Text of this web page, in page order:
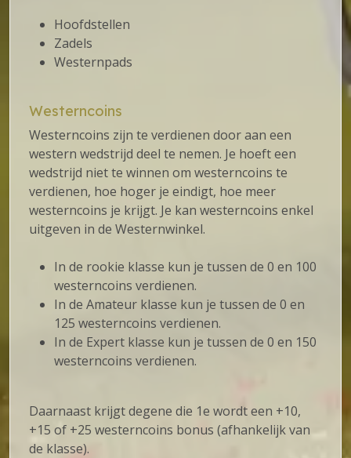
Hoofdstellen
Zadels
Westernpads
Westerncoins
Westerncoins zijn te verdienen door aan een
western wedstrijd deel te nemen. Je hoeft een
wedstrijd niet te winnen om westerncoins te
verdienen, hoe hoger je eindigt, hoe meer
westerncoins je krijgt. Je kan westerncoins enkel
uitgeven in de Westernwinkel.
In de rookie klasse kun je tussen de 0 en 100
westerncoins verdienen.
In de Amateur klasse kun je tussen de 0 en
125 westerncoins verdienen.
In de Expert klasse kun je tussen de 0 en 150
westerncoins verdienen.
Daarnaast krijgt degene die 1e wordt een +10,
+15 of +25 westerncoins bonus (afhankelijk van
de klasse).